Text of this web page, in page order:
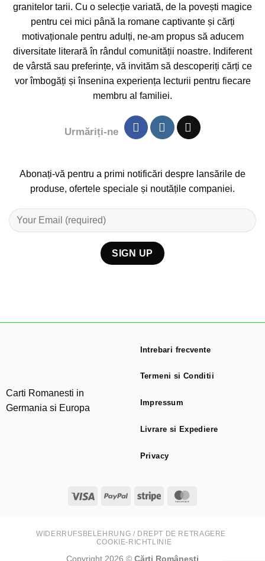
granitelor tarii. Cu o selecție variată, de la povești magice
pentru cei mici până la romane captivante și cărți
motivaționale pentru adulți, ne-am propus să aducem
diversitate literară în rândul comunității noastre. Indiferent
de vârstă sau preferințe, vă invităm să descoperiți cărți ce
vor îmbogăți și însenina experiența lecturii pentru fiecare
membru al familiei.
Urmăriți-ne
Abonați-vă pentru a primi notificări despre lansările de
produse, ofertele speciale și noutățile companiei.
Carti Romanesti in
Germania si Europa
Visa PayPal Stripe
Intrebari frecvente
Termeni si Conditii
Impressum
Livrare si Expediere
Privacy
WIDERRUFSBELEHRUNG / DREPT DE RETRAGERE
COOKIE-RICHTLINIE
Copyright 2026 © Cărți Românești